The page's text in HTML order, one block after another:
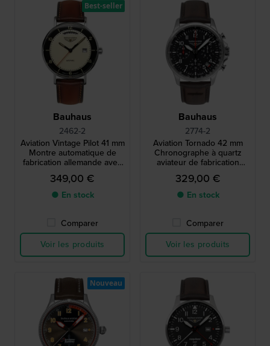
Bauhaus
2462-2
Aviation Vintage Pilot 41 mm
Montre automatique de
fabrication allemande avec
date et grand jour
349,00 €
● En stock
Comparer
Voir les produits
Best-seller
Bauhaus
2774-2
Aviation Tornado 42 mm
Chronographe à quartz
aviateur de fabrication
allemande avec date
329,00 €
● En stock
Comparer
Voir les produits
Nouveau